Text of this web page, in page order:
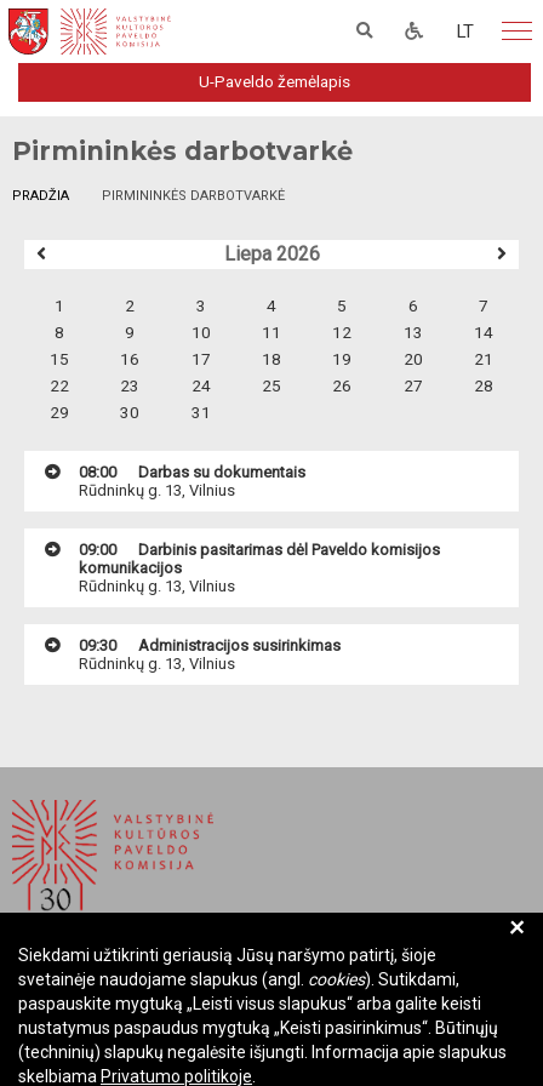
LT
U-Paveldo žemėlapis
Pirmininkės darbotvarkė
PRADŽIA PIRMININKĖS DARBOTVARKĖ
Liepa 2026
1 2 3 4 5 6
7
8
9 10 11 12 13
14
15
16 17 18 19 20
21
22
23 24 25 26 27
28
29
30 31
08:00
Darbas su dokumentais
Rūdninkų g. 13, Vilnius
09:00
Darbinis pasitarimas dėl Paveldo komisijos
komunikacijos
Rūdninkų g. 13, Vilnius
09:30
Administracijos susirinkimas
Rūdninkų g. 13, Vilnius
BIUDŽETINĖ ĮSTAIGA LIETUVOS RESPUBLIKOS
VALSTYBINĖ KULTŪROS PAVELDO KOMISIJA
Įmonės kodas: Juridinių asmenų registre 288700520
Adresas: Rūdninkų g. 13, 01135 Vilnius
+
Siekdami užtikrinti geriausią Jūsų naršymo patirtį, šioje
svetainėje naudojame slapukus (angl. cookies). Sutikdami,
paspauskite mygtuką „Leisti visus slapukus“ arba galite keisti
nustatymus paspaudus mygtuką „Keisti pasirinkimus“. Būtinųjų
(techninių) slapukų negalėsite išjungti. Informacija apie slapukus
skelbiama Privatumo politikoje